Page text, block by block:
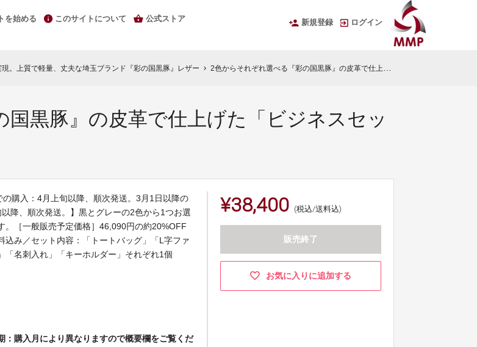
を始める このサイトについて 公式ストア 新規登録 ログイン
。上質で軽量、丈夫な埼玉ブランド『彩の国黒豚』レザー chevron_right 2色からそれぞれ選べる『彩の国黒豚』の皮革で仕上げた「ビジネスセット」
黒豚』の皮革で仕上げた「ビジネスセッ
の購入：4月上旬以降、順次発送。3月1日以降の
降、順次発送。】黒とグレーの2色から1つお選
。［一般販売予定価格］46,090円の約20%OFF
込み／セット内容：「トートバッグ」「L字ファ
「名刺入れ」「キーホルダー」それぞれ1個
：購入月により異なりますので概要欄をご覧くだ
¥38,400 (税込/送料込)
販売終了
お気に入りに追加する